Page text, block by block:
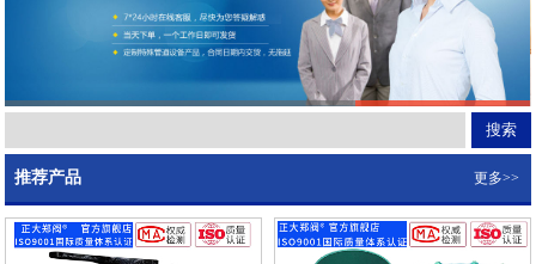
推荐产品 更多>>